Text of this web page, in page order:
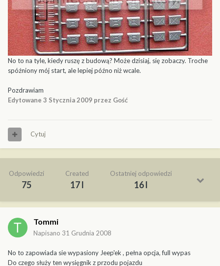
No to na tyle, kiedy ruszę z budową? Może dzisiaj, się zobaczy. Troche
spóźniony mój start, ale lepiej późno niż wcale.
Pozdrawiam
Edytowane 3 Stycznia 2009 przez Gość
Cytuj
Odpowiedzi
75
Created
17 l
Ostatniej odpowiedzi
16 l
Tommi
Napisano 31 Grudnia 2008
No to zapowiada sie wypasiony Jeep'ek , pełna opcja, full wypas
Do czego służy ten wysięgnik z przodu pojazdu